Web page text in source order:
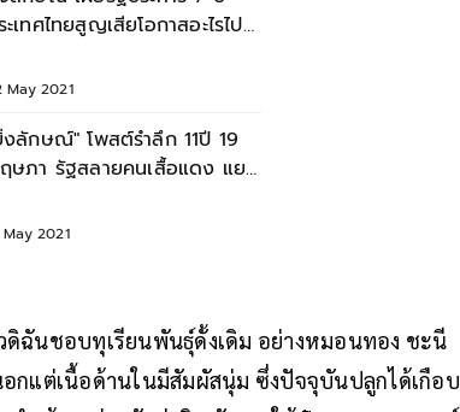
ะเทศไทยสูญเสียโอกาสอะไรไป
May 2021
ลักษณ์" โพสต์รำลึก 11ปี 19
ษภา รัฐสลายคนเสื้อแดง แยก
May 2021
ฉันชอบทุเรียนพันธุ์ดั้งเดิม อย่างหมอนทอง ชะนี
กแต่เนื้อด้านในมีสัมผัสนุ่ม ซึ่งปัจจุบันปลูกได้เกือบ